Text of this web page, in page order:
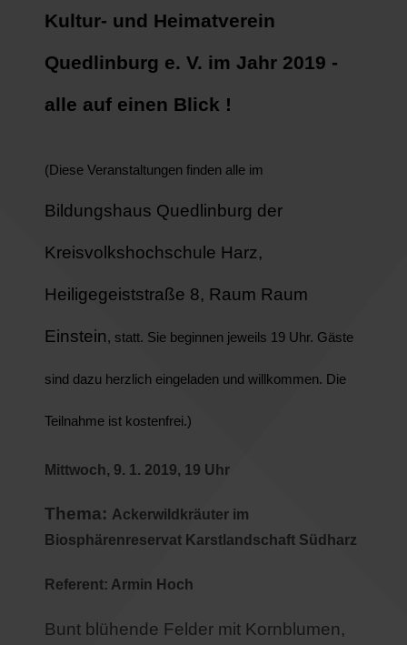
Kultur- und Heimatverein
Quedlinburg e. V. im Jahr 2019 -
alle auf einen Blick !
(Diese Veranstaltungen finden alle im
Bildungshaus Quedlinburg der
Kreisvolkshochschule Harz,
Heiligegeiststraße 8, Raum Raum
Einstein, statt. Sie beginnen jeweils 19 Uhr. Gäste
sind dazu herzlich eingeladen und willkommen. Die
Teilnahme ist kostenfrei.)
Mittwoch, 9. 1. 2019, 19 Uhr
Thema: Ackerwildkräuter im
Biosphärenreservat Karstlandschaft Südharz
Referent: Armin Hoch
Bunt blühende Felder mit Kornblumen,